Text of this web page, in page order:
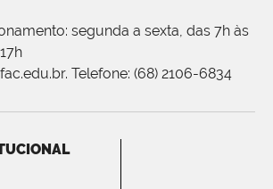
segunda a sexta, das 7h às
Telefone: (68) 2106-6834